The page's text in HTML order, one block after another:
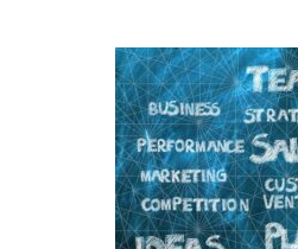
事業内容
SERVICE
会社案内
COMPANY
組み
SOCIAL INITIATIVES
コンプライアンス